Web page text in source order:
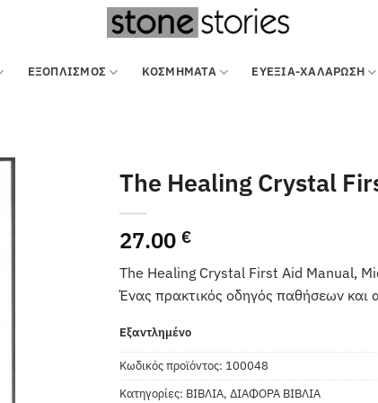
ΕΞΟΠΛΙΣΜΌΣ ΚΟΣΜΗΜΑΤΑ ΕΥΕΞΙΑ-ΧΑΛΑΡΩΣΗ
The Healing Crystal
27.00 €
The Healing Crystal First Aid Manual,
Ένας πρακτικός οδηγός παθήσεων και
Εξαντλημένο
Κωδικός προϊόντος: 100048
Κατηγορίες: ΒΙΒΛΙΑ,ΔΙΑΦΟΡΑ ΒΙΒΛΙΑ